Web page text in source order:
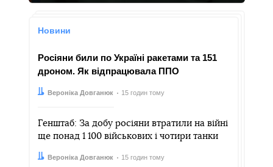
Новини
Росіяни били по Україні ракетами та 151
дроном. Як відпрацювала ППО
Автор:
Вероніка Довганюк
Дата: 15 годин тому
Генштаб: За добу росіяни втратили на війні
ще понад 1 100 військових і чотири танки
Автор:
Вероніка Довганюк
Дата: 15 годин тому